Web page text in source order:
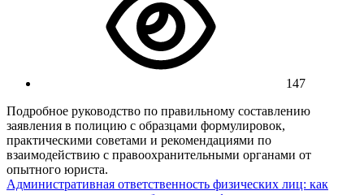
147
Подробное руководство по правильному составлению
заявления в полицию с образцами формулировок,
практическими советами и рекомендациями по
взаимодействию с правоохранительными органами от
опытного юриста.
Административная ответственность физических лиц: как